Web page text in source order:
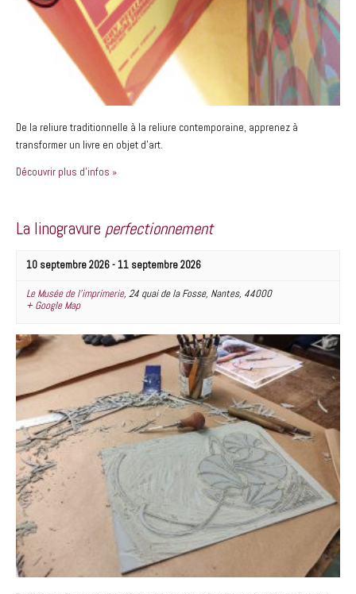
De la reliure traditionnelle à la reliure contemporaine, apprenez à
transformer un livre en objet d’art.
Découvrir plus d'infos »
La linogravure perfectionnement
10 septembre 2026- 11 septembre 2026
Le Musée de l’imprimerie, 24 quai de la Fosse, Nantes, 44000
+ Google Map